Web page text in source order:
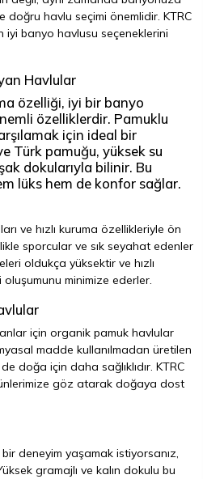
doğru havlu seçimi önemlidir. KTRC
iyi banyo havlusu seçeneklerini
Havlular
özelliği, iyi bir banyo
özelliklerdir. Pamuklu
için ideal bir
Türk pamuğu, yüksek su
dokularıyla bilinir. Bu
lüks hem de konfor sağlar.
ve hızlı kuruma özellikleriyle ön
sporcular ve sık seyahat edenler
oldukça yüksektir ve hızlı
minimize ederler.
için organik pamuk havlular
madde kullanılmadan üretilen
doğa için daha sağlıklıdır. KTRC
göz atarak doğaya dost
deneyim yaşamak istiyorsanız,
gramajlı ve kalın dokulu bu